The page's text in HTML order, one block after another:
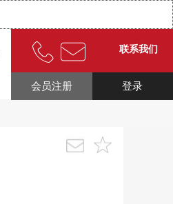
联系我们
登录
会员注册